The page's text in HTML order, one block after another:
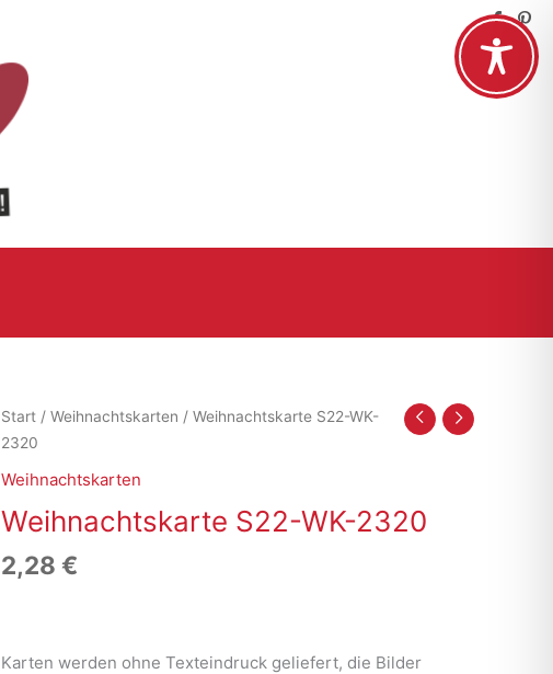
Start / Weihnachtskarten / Weihnachtskarte S22-WK-
2320
Weihnachtskarten
Weihnachtskarte S22-WK-2320
2,28 €
Karten werden ohne Texteindruck geliefert, die Bilder